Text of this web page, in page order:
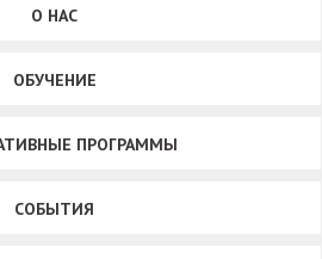
О НАС
ОБУЧЕНИЕ
ПРОГРАММЫ
СОБЫТИЯ